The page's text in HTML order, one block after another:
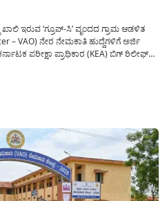
ಇರುವ ‘ಗ್ರೂಪ್-ಸಿ’ ವೃಂದದ ಗ್ರಾಮ ಆಡಳಿತ
– VAO) ನೇರ ನೇಮಕಾತಿ ಹುದ್ದೆಗಳಿಗೆ ಅರ್ಜಿ
ಪರೀಕ್ಷಾ ಪ್ರಾಧಿಕಾರ (KEA) ಬಿಗ್ ರಿಲೀಫ್